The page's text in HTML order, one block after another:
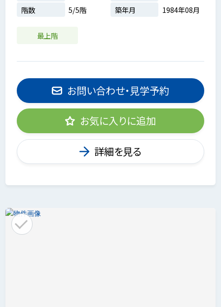
階数
5/5階 築年月 1984年08月
最上階
お問い合わせ・見学予約
お気に入りに追加
詳細を見る